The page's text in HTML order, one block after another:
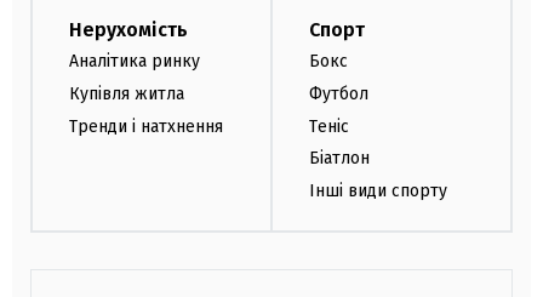
Нерухомість
Аналітика ринку
Купівля житла
Тренди і натхнення
Спорт
Бокс
Футбол
Теніс
Біатлон
Інші види спорту